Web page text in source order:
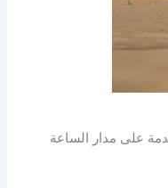
على مدار الساعة